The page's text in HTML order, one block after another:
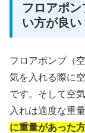
フロアポ
い方が良い
フロアポンプ（
気を入れる際に
です。そして空
入れは適度な重
に重量があった